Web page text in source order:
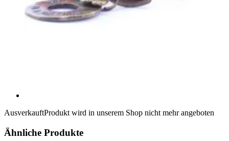
AusverkauftProdukt wird in unserem Shop nicht mehr angeboten
Ähnliche Produkte